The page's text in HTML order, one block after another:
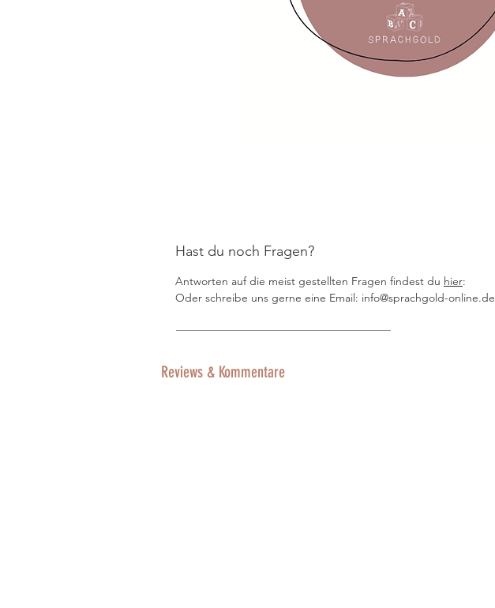
Hast du noch Fragen?
Antworten auf die meist gestellten Fragen findest du hier:
Oder schreibe uns gerne eine Email: info@sprachgold-online.de
Reviews & Kommentare